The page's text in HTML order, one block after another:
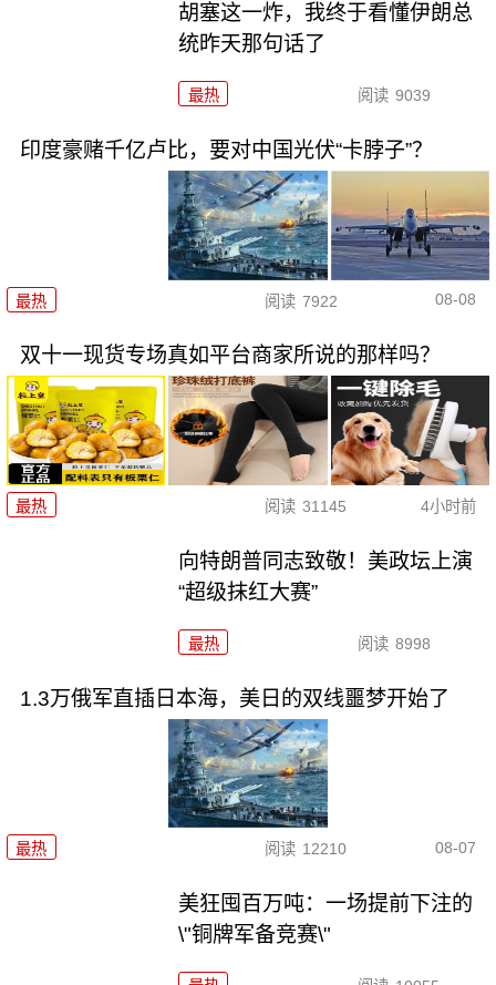
胡塞这一炸，我终于看懂伊朗总
统昨天那句话了
最热 阅读 9039
印度豪赌千亿卢比，要对中国光伏“卡脖子”？
最热 阅读 7922 08-08
双十一现货专场真如平台商家所说的那样吗？
最热 阅读 31145 4小时前
向特朗普同志致敬！美政坛上演
“超级抹红大赛”
最热 阅读 8998
1.3万俄军直插日本海，美日的双线噩梦开始了
最热 阅读 12210 08-07
美狂囤百万吨：一场提前下注的
\"铜牌军备竞赛\"